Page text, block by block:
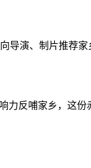
导演、制片推荐
力反哺家乡，这